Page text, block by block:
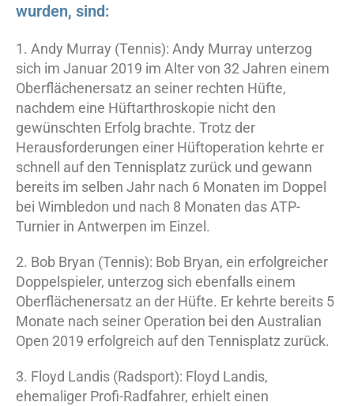
wurden, sind:
1. Andy Murray (Tennis): Andy Murray unterzog
sich im Januar 2019 im Alter von 32 Jahren einem
Oberflächenersatz an seiner rechten Hüfte,
nachdem eine Hüftarthroskopie nicht den
gewünschten Erfolg brachte. Trotz der
Herausforderungen einer Hüftoperation kehrte er
schnell auf den Tennisplatz zurück und gewann
bereits im selben Jahr nach 6 Monaten im Doppel
bei Wimbledon und nach 8 Monaten das ATP-
Turnier in Antwerpen im Einzel.
2. Bob Bryan (Tennis): Bob Bryan, ein erfolgreicher
Doppelspieler, unterzog sich ebenfalls einem
Oberflächenersatz an der Hüfte. Er kehrte bereits 5
Monate nach seiner Operation bei den Australian
Open 2019 erfolgreich auf den Tennisplatz zurück.
3. Floyd Landis (Radsport): Floyd Landis,
ehemaliger Profi-Radfahrer, erhielt einen